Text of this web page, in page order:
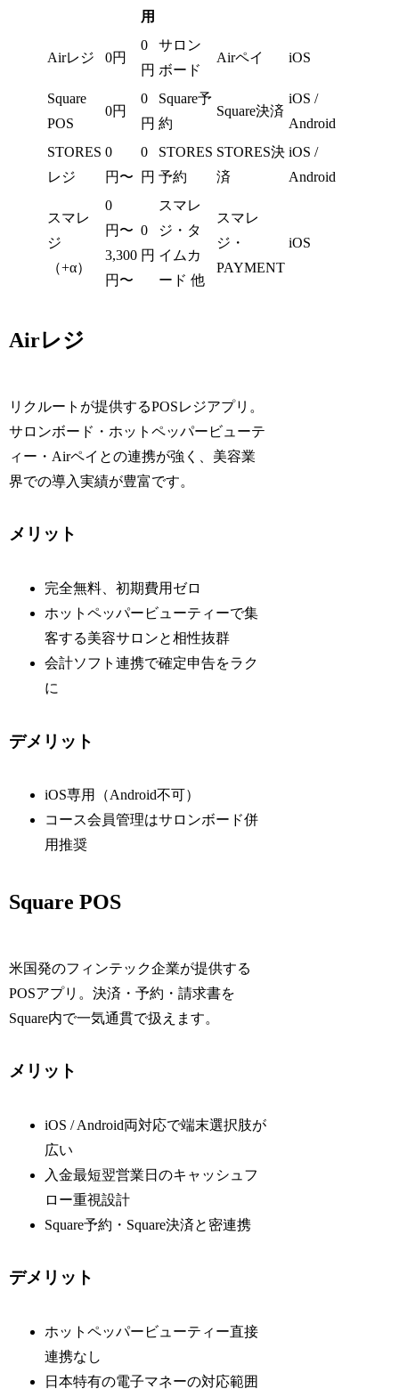
用
Airレジ 0円
0
円
サロン
ボード
Airペイ iOS
Square
POS
0円
0
円
Square予
約
Square決済
iOS /
Android
STORES
レジ
0
円〜
0
円
STORES
予約
STORES決
済
iOS /
Android
スマレ
ジ
（+α）
0
円〜
3,300
円〜
0
円
スマレ
ジ・タ
イムカ
ード 他
スマレ
ジ・
PAYMENT
iOS
Airレジ
リクルートが提供するPOSレジアプリ。
サロンボード・ホットペッパービューテ
ィー・Airペイとの連携が強く、美容業
界での導入実績が豊富です。
メリット
完全無料、初期費用ゼロ
ホットペッパービューティーで集
客する美容サロンと相性抜群
会計ソフト連携で確定申告をラク
に
デメリット
iOS専用（Android不可）
コース会員管理はサロンボード併
用推奨
Square POS
米国発のフィンテック企業が提供する
POSアプリ。決済・予約・請求書を
Square内で一気通貫で扱えます。
メリット
iOS / Android両対応で端末選択肢が
広い
入金最短翌営業日のキャッシュフ
ロー重視設計
Square予約・Square決済と密連携
デメリット
ホットペッパービューティー直接
連携なし
日本特有の電子マネーの対応範囲